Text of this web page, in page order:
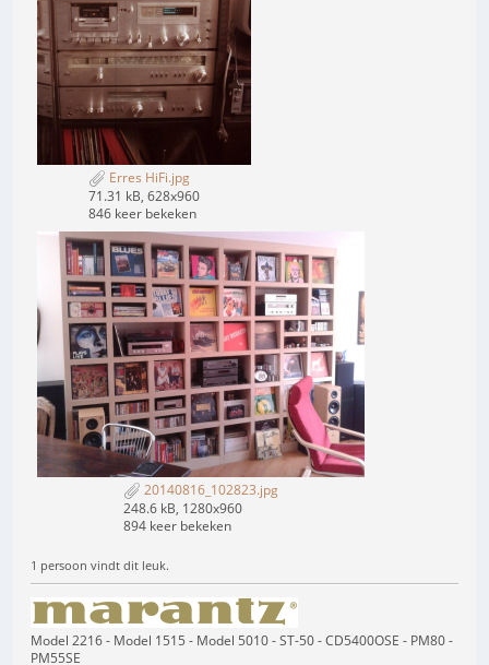
Erres HiFi.jpg
71.31 kB, 628x960
846 keer bekeken
20140816_102823.jpg
248.6 kB, 1280x960
894 keer bekeken
1 persoon vindt dit leuk.
Model 2216 - Model 1515 - Model 5010 - ST-50 - CD5400OSE - PM80 -
PM55SE